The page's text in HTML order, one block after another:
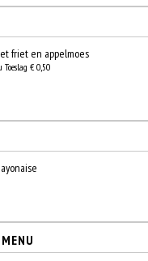
friet en appelmoes
€ 0,50